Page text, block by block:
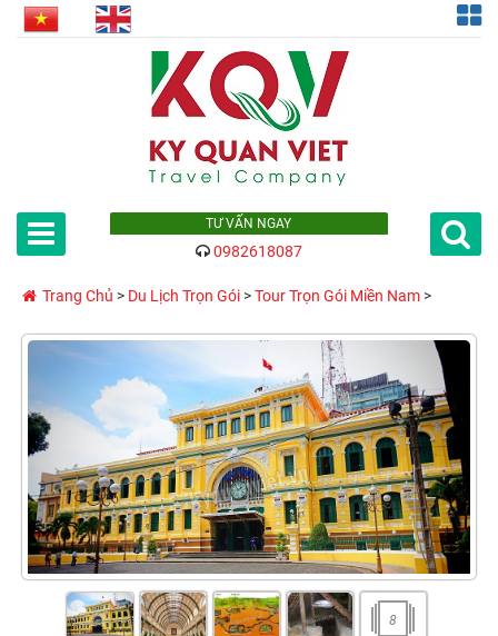
TƯ VẤN NGAY
0982618087
Trang Chủ > Du Lịch Trọn Gói >Tour Trọn Gói Miền Nam >
8